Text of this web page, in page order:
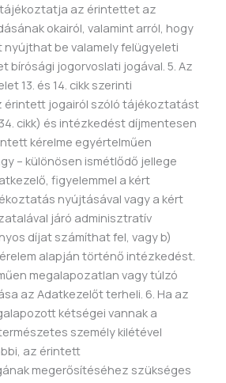
az érintettet az
okairól, valamint arról, hogy
be valamely felügyeleti
bírósági jogorvoslati jogával. 5. Az
13. és 14. cikk szerinti
érintett jogairól szóló tájékoztatást
cikk) és intézkedést díjmentesen
kérelme egyértelműen
– különösen ismétlődő jellege
figyelemmel a kért
nyújtásával vagy a kért
járó adminisztratív
díjat számíthat fel, vagy b)
alapján történő intézkedést.
megalapozatlan vagy túlzó
az Adatkezelőt terheli. 6. Ha az
kétségei vannak a
személy kilétével
az érintett
megerősítéséhez szükséges